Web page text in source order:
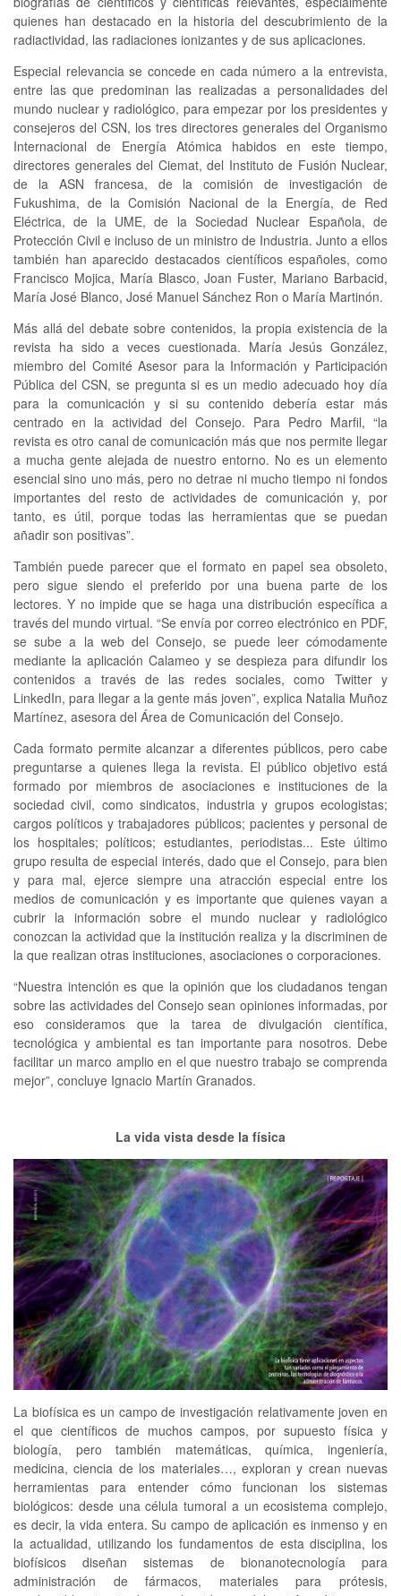
quienes han destacado en la historia del descubrimiento de la
radiactividad, las radiaciones ionizantes y de sus aplicaciones.
Especial relevancia se concede en cada número a la entrevista,
entre las que predominan las realizadas a personalidades del
mundo nuclear y radiológico, para empezar por los presidentes y
consejeros del CSN, los tres directores generales del Organismo
Internacional de Energía Atómica habidos en este tiempo,
directores generales del Ciemat, del Instituto de Fusión Nuclear,
de la ASN francesa, de la comisión de investigación de
Fukushima, de la Comisión Nacional de la Energía, de Red
Eléctrica, de la UME, de la Sociedad Nuclear Española, de
Protección Civil e incluso de un ministro de Industria. Junto a ellos
también han aparecido destacados científicos españoles, como
Francisco Mojica, María Blasco, Joan Fuster, Mariano Barbacid,
María José Blanco, José Manuel Sánchez Ron o María Martinón.
Más allá del debate sobre contenidos, la propia existencia de la
revista ha sido a veces cuestionada. María Jesús González,
miembro del Comité Asesor para la Información y Participación
Pública del CSN, se pregunta si es un medio adecuado hoy día
para la comunicación y si su contenido debería estar más
centrado en la actividad del Consejo. Para Pedro Marfil, “la
revista es otro canal de comunicación más que nos permite llegar
a mucha gente alejada de nuestro entorno. No es un elemento
esencial sino uno más, pero no detrae ni mucho tiempo ni fondos
importantes del resto de actividades de comunicación y, por
tanto, es útil, porque todas las herramientas que se puedan
añadir son positivas”.
También puede parecer que el formato en papel sea obsoleto,
pero sigue siendo el preferido por una buena parte de los
lectores. Y no impide que se haga una distribución específica a
través del mundo virtual. “Se envía por correo electrónico en PDF,
se sube a la web del Consejo, se puede leer cómodamente
mediante la aplicación Calameo y se despieza para difundir los
contenidos a través de las redes sociales, como Twitter y
LinkedIn, para llegar a la gente más joven”, explica Natalia Muñoz
Martínez, asesora del Área de Comunicación del Consejo.
Cada formato permite alcanzar a diferentes públicos, pero cabe
preguntarse a quienes llega la revista. El público objetivo está
formado por miembros de asociaciones e instituciones de la
sociedad civil, como sindicatos, industria y grupos ecologistas;
cargos políticos y trabajadores públicos; pacientes y personal de
los hospitales; políticos; estudiantes, periodistas... Este último
grupo resulta de especial interés, dado que el Consejo, para bien
y para mal, ejerce siempre una atracción especial entre los
medios de comunicación y es importante que quienes vayan a
cubrir la información sobre el mundo nuclear y radiológico
conozcan la actividad que la institución realiza y la discriminen de
la que realizan otras instituciones, asociaciones o corporaciones.
“Nuestra intención es que la opinión que los ciudadanos tengan
sobre las actividades del Consejo sean opiniones informadas, por
eso consideramos que la tarea de divulgación científica,
tecnológica y ambiental es tan importante para nosotros. Debe
facilitar un marco amplio en el que nuestro trabajo se comprenda
mejor”, concluye Ignacio Martín Granados.
La vida vista desde la física
La biofísica es un campo de investigación relativamente joven en
el que científicos de muchos campos, por supuesto física y
biología, pero también matemáticas, química, ingeniería,
medicina, ciencia de los materiales…, exploran y crean nuevas
herramientas para entender cómo funcionan los sistemas
biológicos: desde una célula tumoral a un ecosistema complejo,
es decir, la vida entera. Su campo de aplicación es inmenso y en
la actualidad, utilizando los fundamentos de esta disciplina, los
biofísicos diseñan sistemas de bionanotecnología para
administración de fármacos, materiales para prótesis,